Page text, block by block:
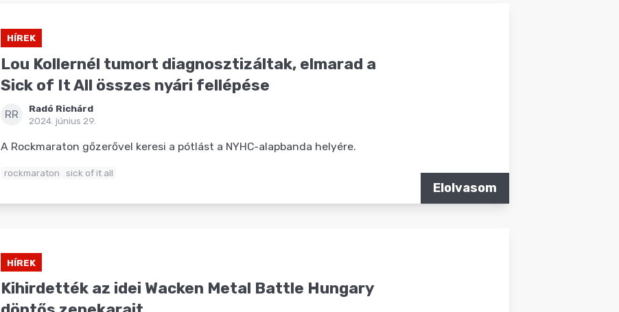
HÍREK
Lou Kollernél tumort diagnosztizáltak, elmarad a
Sick of It All összes nyári fellépése
RR
Radó Richárd
2024. június 29.
A Rockmaraton gőzerővel keresi a pótlást a NYHC-alapbanda helyére.
rockmaraton sick of it all
Elolvasom
HÍREK
Kihirdették az idei Wacken Metal Battle Hungary